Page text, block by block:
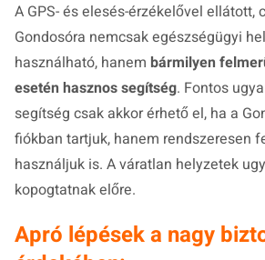
A GPS- és elesés-érzékelővel ellátott,
Gondosóra nemcsak egészségügyi
használható, hanem bármilyen
esetén hasznos segítség. Fontos
segítség csak akkor érhető el, ha a
fiókban tartjuk, hanem rendszeresen
használjuk is. A váratlan helyzetek
kopogtatnak előre.
Apró lépések a nagy